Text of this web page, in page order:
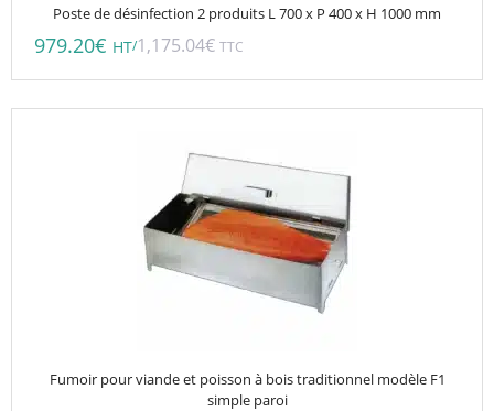
Poste de désinfection 2 produits L 700 x P 400 x H 1000 mm
979.20€ HT/1,175.04€ TTC
Fumoir pour viande et poisson à bois traditionnel modèle F1
simple paroi